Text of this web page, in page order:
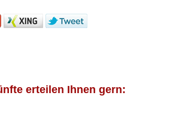
erteilen Ihnen gern: